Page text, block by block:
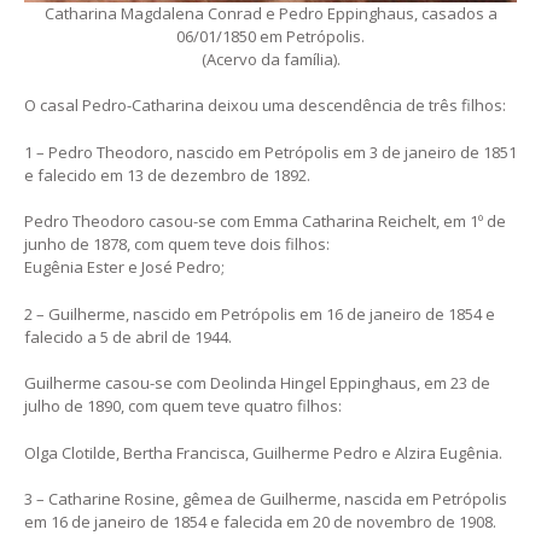
Catharina Magdalena Conrad e Pedro Eppinghaus, casados a
06/01/1850 em Petrópolis.
(Acervo da família).
O casal Pedro-Catharina deixou uma descendência de três filhos:
1 – Pedro Theodoro, nascido em Petrópolis em 3 de janeiro de 1851
e falecido em 13 de dezembro de 1892.
Pedro Theodoro casou-se com Emma Catharina Reichelt, em 1º de
junho de 1878, com quem teve dois filhos:
Eugênia Ester e José Pedro;
2 – Guilherme, nascido em Petrópolis em 16 de janeiro de 1854 e
falecido a 5 de abril de 1944.
Guilherme casou-se com Deolinda Hingel Eppinghaus, em 23 de
julho de 1890, com quem teve quatro filhos:
Olga Clotilde, Bertha Francisca, Guilherme Pedro e Alzira Eugênia.
3 – Catharine Rosine, gêmea de Guilherme, nascida em Petrópolis
em 16 de janeiro de 1854 e falecida em 20 de novembro de 1908.